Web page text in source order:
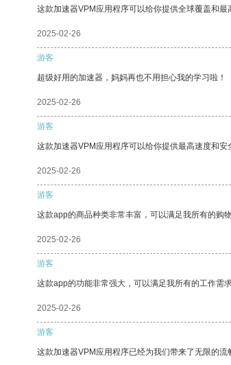
这款加速器VPM应用程序可以给你提供全球覆盖和最
2025-02-26
游客
超级好用的加速器，妈妈再也不用担心我的学习啦！
2025-02-26
游客
这款加速器VPM应用程序可以给你提供最高速度和安
2025-02-26
游客
这款app的商品种类非常丰富，可以满足我所有的购物
2025-02-26
游客
这款app的功能非常强大，可以满足我所有的工作需
2025-02-26
游客
这款加速器VPM应用程序已经为我们带来了无限的流